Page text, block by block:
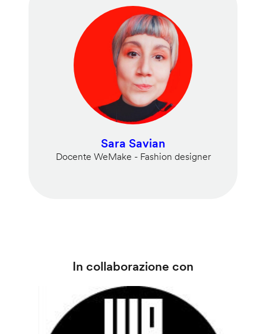
Sara Savian
Docente WeMake - Fashion designer
In collaborazione con